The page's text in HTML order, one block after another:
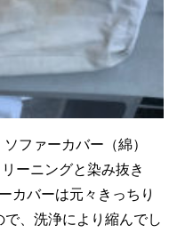
ファーカバー（綿）
ーニングと染み抜き
カバーは元々きっちり
、洗浄により縮んでし